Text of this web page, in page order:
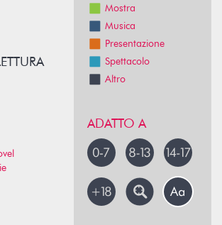
Mostra
Musica
Presentazione
Spettacolo
Altro
ADATTO A